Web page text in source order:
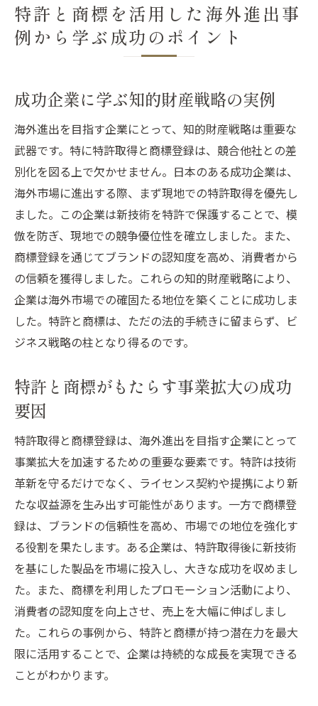
特許と商標を活用した海外進出事
例から学ぶ成功のポイント
成功企業に学ぶ知的財産戦略の実例
海外進出を目指す企業にとって、知的財産戦略は重要な
武器です。特に特許取得と商標登録は、競合他社との差
別化を図る上で欠かせません。日本のある成功企業は、
海外市場に進出する際、まず現地での特許取得を優先し
ました。この企業は新技術を特許で保護することで、模
倣を防ぎ、現地での競争優位性を確立しました。また、
商標登録を通じてブランドの認知度を高め、消費者から
の信頼を獲得しました。これらの知的財産戦略により、
企業は海外市場での確固たる地位を築くことに成功しま
した。特許と商標は、ただの法的手続きに留まらず、ビ
ジネス戦略の柱となり得るのです。
特許と商標がもたらす事業拡大の成功
要因
特許取得と商標登録は、海外進出を目指す企業にとって
事業拡大を加速するための重要な要素です。特許は技術
革新を守るだけでなく、ライセンス契約や提携により新
たな収益源を生み出す可能性があります。一方で商標登
録は、ブランドの信頼性を高め、市場での地位を強化す
る役割を果たします。ある企業は、特許取得後に新技術
を基にした製品を市場に投入し、大きな成功を収めまし
た。また、商標を利用したプロモーション活動により、
消費者の認知度を向上させ、売上を大幅に伸ばしまし
た。これらの事例から、特許と商標が持つ潜在力を最大
限に活用することで、企業は持続的な成長を実現できる
ことがわかります。